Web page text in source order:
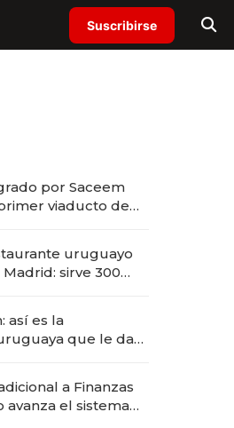
Suscribirse
por Saceem
viaducto de
uruguayo
sirve 300
así es la
que le da
a Finanzas
avanza el sistema